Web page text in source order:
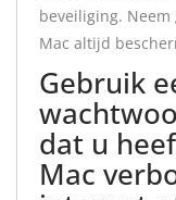
beveiliging. Neem
Mac altijd
Gebruik
dat u
Mac